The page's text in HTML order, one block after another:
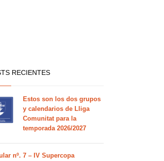
RECIENTES
Estos son los dos grupos
y calendarios de Lliga
Comunitat para la
temporada 2026/2027
nº. 7 – IV Supercopa